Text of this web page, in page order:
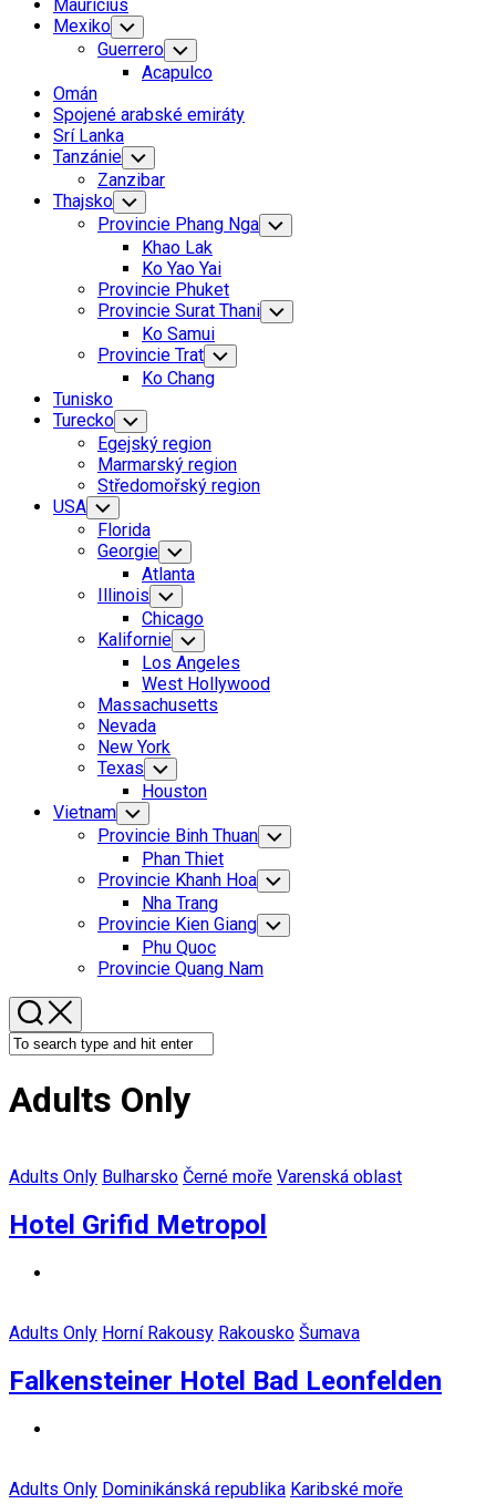
Mauricius
Mexiko Toggle
Child
Menu
Guerrero Toggle
Child
Menu
Acapulco
Omán
Spojené arabské emiráty
Srí Lanka
Tanzánie Toggle
Child
Menu
Zanzibar
Thajsko Toggle
Child
Menu
Provincie Phang Nga Toggle
Child
Khao Lak
Ko Yao Yai
Provincie Phuket
Provincie Surat Thani Toggle
Child
Ko Samui
Provincie Trat Toggle
Child
Menu
Ko Chang
Tunisko
Turecko Toggle
Child
Menu
Egejský region
Marmarský region
Středomořský region
USA Toggle
Child
Menu
Florida
Georgie Toggle
Child
Menu
Atlanta
Illinois Toggle
Child
Menu
Chicago
Kalifornie Toggle
Child
Menu
Los Angeles
West Hollywood
Massachusetts
Nevada
New York
Texas Toggle
Child
Menu
Houston
Vietnam Toggle
Child
Menu
Provincie Binh Thuan Toggle
Child
Menu
Phan Thiet
Provincie Khanh Hoa Toggle
Child
Menu
Nha Trang
Provincie Kien Giang Toggle
Child
Phu Quoc
Provincie Quang Nam
Adults Only
Adults Only Bulharsko Černé moře Varenská oblast
Hotel Grifid Metropol
Adults Only Horní Rakousy Rakousko Šumava
Falkensteiner Hotel Bad Leonfelden
Adults Only Dominikánská republika Karibské moře